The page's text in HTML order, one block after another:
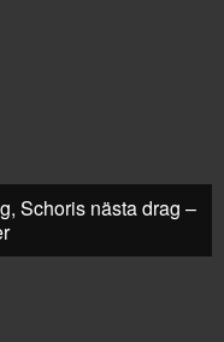
Schoris nästa drag –